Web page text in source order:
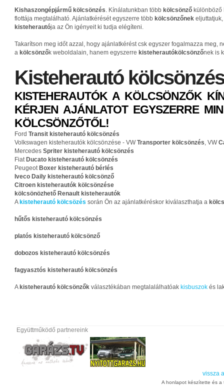
Kishaszongépjármű kölcsönzés . Kínálatunkban több kölcsönző különböző
flottája megtalálható. Ajánlatkérését egyszerre több kölcsönzőnek
kisteherautója az Ön igényeit ki tudja elégíteni.
Takarítson meg időt azzal, hogy ajánlatkérést csk egyszer fogalmazza meg,
a kölcsönzők weboldalain, hanem egyszerre kisteherautókölcsönzőnek is
Kisteherautó
KISTEHERAUTÓK A KÖLCSÖNZŐK
KÉRJEN AJÁNLATOT EGYSZERRE
KÖLCSÖNZŐTŐL!
Ford Transit kisteherautó kölcsönzés
Volkswagen kisteherautók kölcsönzése - VWTransporter kölcsönzés , VW
Mercedes Spriter kisteherautó kölcsönzés
Fiat Ducato kisteherautó kölcsönzés
Peugeot Boxer kisteherautó bérlés
Iveco Daily kisteherautó kölcsönző
Citroen kisteherautók kölcsönzése
kölcsönözhető Renault kisteherautók
Akisteherautó kölcsözés során Ön az ajánlatkéréskor kiválaszthatja a
hűtős kisteherautó kölcsönzés
platós kisteherautó kölcsönző
dobozos kisteherautó kölcsönzés
fagyasztós kisteherautó kölcsönzés
Akisteherautó kölcsönzők választékában megtalalálhatóak kisbuszok és
Együttműködő partnereink
vissza
A honlapot készítette és